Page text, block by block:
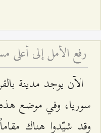
رفع الأمل إلى أعلى
الآن يوجد مدينة
سوريا، وفي موضع
وقد شيّدوا هناك